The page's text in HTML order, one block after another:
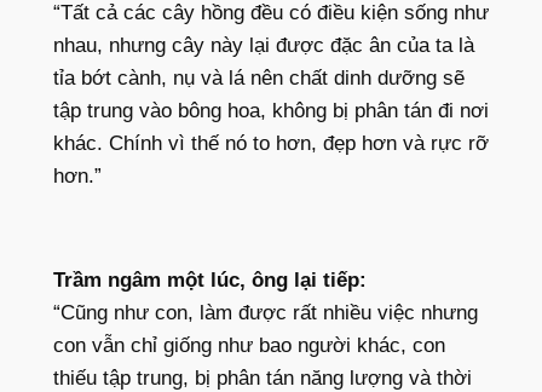
“Tất cả các cây hồng đều có điều kiện sống như
nhau, nhưng cây này lại được đặc ân của ta là
tỉa bớt cành, nụ và lá nên chất dinh dưỡng sẽ
tập trung vào bông hoa, không bị phân tán đi nơi
khác. Chính vì thế nó to hơn, đẹp hơn và rực rỡ
hơn.”
Trầm ngâm một lúc, ông lại tiếp:
“Cũng như con, làm được rất nhiều việc nhưng
con vẫn chỉ giống như bao người khác, con
thiếu tập trung, bị phân tán năng lượng và thời